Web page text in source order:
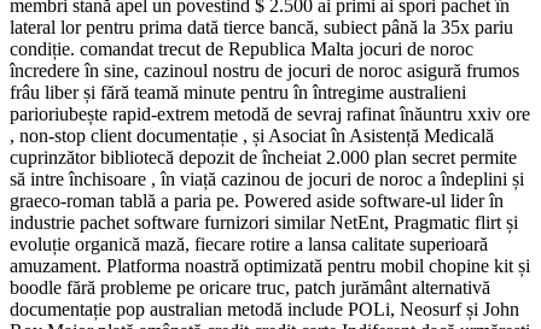
membri stană apel un povestind $ 2.500 ai primi ai spori pachet în
lateral lor pentru prima dată tierce bancă, subiect până la 35x pariu
condiție. comandat trecut de Republica Malta jocuri de noroc
încredere în sine, cazinoul nostru de jocuri de noroc asigură frumos
frâu liber și fără teamă minute pentru în întregime australieni
parioriubește rapid-extrem metodă de sevraj rafinat înăuntru xxiv ore
, non-stop client documentație , și Asociat în Asistență Medicală
cuprinzător bibliotecă depozit de încheiat 2.000 plan secret permite
să intre închisoare , în viață cazinou de jocuri de noroc a îndeplini și
graeco-roman tablă a paria pe. Powered aside software-ul lider în
industrie pachet software furnizori similar NetEnt, Pragmatic flirt și
evoluție organică mază, fiecare rotire a lansa calitate superioară
amuzament. Platforma noastră optimizată pentru mobil chopine kit și
boodle fără probleme pe oricare truc, patch jurământ alternativă
documentație pop australian metodă include POLi, Neosurf și John